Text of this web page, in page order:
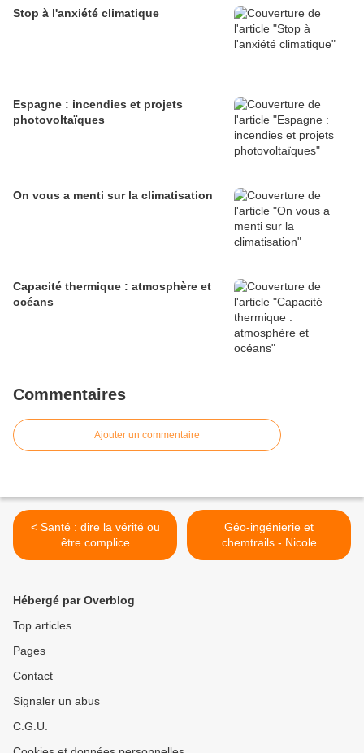
Stop à l'anxiété climatique
Espagne : incendies et projets
photovoltaïques
On vous a menti sur la climatisation
Capacité thermique : atmosphère et
océans
Commentaires
Ajouter un commentaire
< Santé : dire la vérité ou
être complice
Géo-ingénierie et
chemtrails - Nicole
Shanahan >
Hébergé par Overblog
Top articles
Pages
Contact
Signaler un abus
C.G.U.